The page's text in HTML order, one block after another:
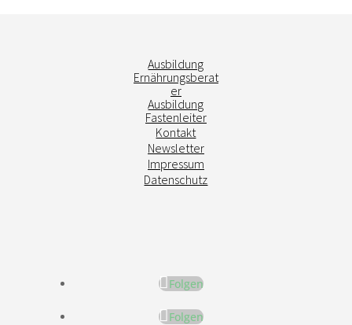
Ausbildung
Ernährungsberat
er
Ausbildung
Fastenleiter
Kontakt
Newsletter
Impressum
Datenschutz
Folgen
Folgen